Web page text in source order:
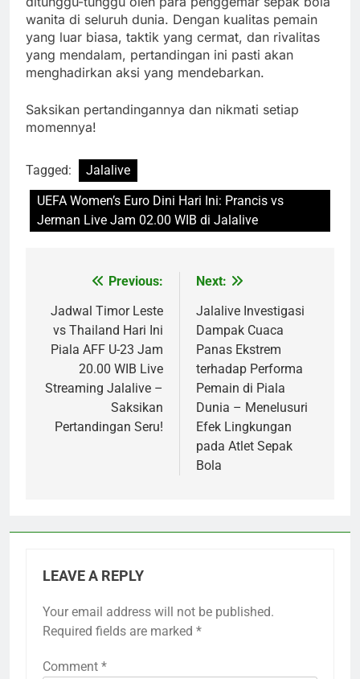
wanita di seluruh dunia. Dengan kualitas pemain
yang luar biasa, taktik yang cermat, dan rivalitas
yang mendalam, pertandingan ini pasti akan
menghadirkan aksi yang mendebarkan.
Saksikan pertandingannya dan nikmati setiap
momennya!
Tagged:
Jalalive
UEFA Women’s Euro Dini Hari Ini: Prancis vs
Jerman Live Jam 02.00 WIB di Jalalive
navigation
Previous:
Jadwal Timor Leste
vs Thailand Hari Ini
Piala AFF U-23 Jam
20.00 WIB Live
Streaming Jalalive –
Saksikan
Pertandingan Seru!
Next:
Jalalive Investigasi
Dampak Cuaca
Panas Ekstrem
terhadap Performa
Pemain di Piala
Dunia – Menelusuri
Efek Lingkungan
pada Atlet Sepak
Bola
LEAVE A REPLY
Your email address will not be published.
Required fields are marked *
Comment *